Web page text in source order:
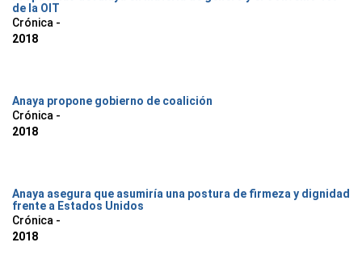
de la OIT
Crónica -
2018
Anaya propone gobierno de coalición
Crónica -
2018
Anaya asegura que asumiría una postura de firmeza y dignidad
frente a Estados Unidos
Crónica -
2018